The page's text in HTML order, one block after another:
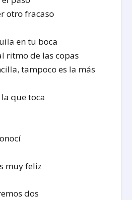
otro fracaso
en tu boca
ritmo de las copas
tampoco es la más
la que toca
muy feliz
dos